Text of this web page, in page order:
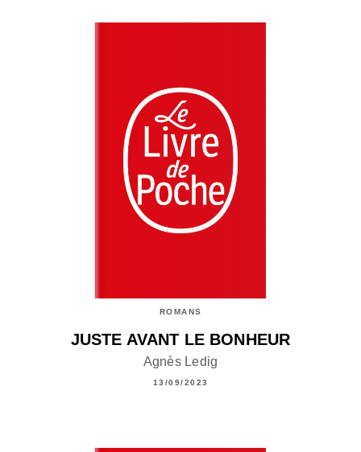
ROMANS
JUSTE AVANT LE BONHEUR
Agnès Ledig
13/09/2023